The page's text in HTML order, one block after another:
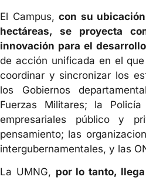
El Campus, con su
hectáreas, se proyecta
innovación para el
de acción unificada en el
coordinar y sincronizar los
los Gobiernos
Fuerzas Militares; la
empresariales público y
pensamiento; las
intergubernamentales, y las
La UMNG, por lo tanto,